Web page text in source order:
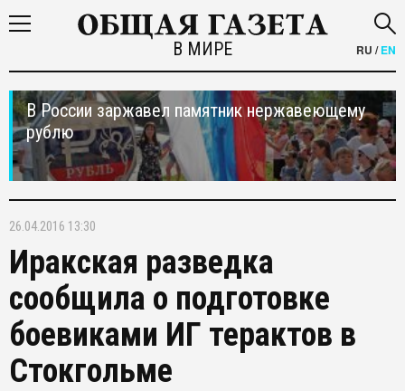
В МИРЕ RU /EN
В России заржавел памятник нержавеющему
рублю
26.04.2016 13:30
Иракская разведка
сообщила о подготовке
боевиками ИГ терактов в
Стокгольме